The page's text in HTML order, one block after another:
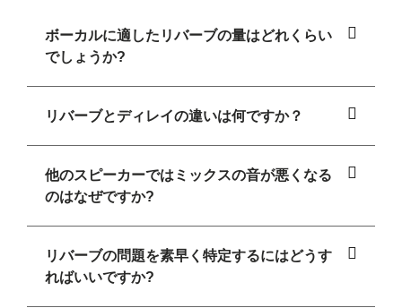
ボーカルに適したリバーブの量はどれくらい
でしょうか?
リバーブとディレイの違いは何ですか？
他のスピーカーではミックスの音が悪くなる
のはなぜですか?
リバーブの問題を素早く特定するにはどうす
ればいいですか?